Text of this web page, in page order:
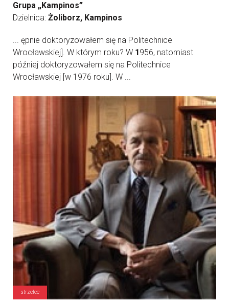
Grupa „Kampinos”
Dzielnica: Żoliborz, Kampinos
... ępnie doktoryzowałem się na Politechnice
Wrocławskiej]. W którym roku? W 1 956, natomiast
później doktoryzowałem się na Politechnice
Wrocławskiej [w 1976 roku]. W ...
strzelec